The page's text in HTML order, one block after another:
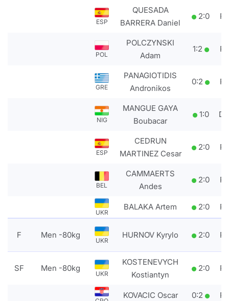
ESP
QUESADA
BARRERA Daniel
2:0
POL
POLCZYNSKI
Adam
1:2
GRE
PANAGIOTIDIS
Andronikos
0:2
NIG
MANGUE GAYA
Boubacar
1:0
ESP
CEDRUN
MARTINEZ Cesar
2:0
BEL
CAMMAERTS
Andes
2:0
UKR
BALAKA Artem 2:0
F Men -80kg
UKR
HURNOV Kyrylo 2:0
SF Men -80kg
UKR
KOSTENEVYCH
Kostiantyn
2:0
KOVACIC Oscar 0:2